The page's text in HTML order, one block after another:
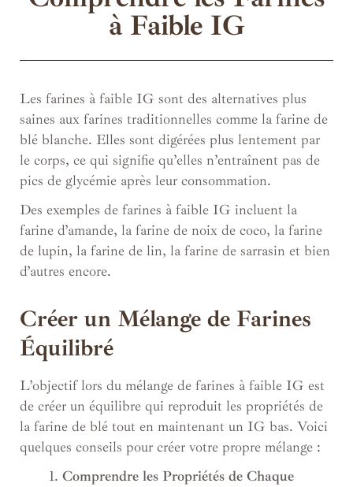
à Faible IG
Les farines à faible IG sont des alternatives plus
saines aux farines traditionnelles comme la farine de
blé blanche. Elles sont digérées plus lentement par
le corps, ce qui signifie qu’elles n’entraînent pas de
pics de glycémie après leur consommation.
Des exemples de farines à faible IG incluent la
farine d’amande, la farine de noix de coco, la farine
de lupin, la farine de lin, la farine de sarrasin et bien
d’autres encore.
Créer un Mélange de Farines
Équilibré
L’objectif lors du mélange de farines à faible IG est
de créer un équilibre qui reproduit les propriétés de
la farine de blé tout en maintenant un IG bas. Voici
quelques conseils pour créer votre propre mélange :
Comprendre les Propriétés de Chaque